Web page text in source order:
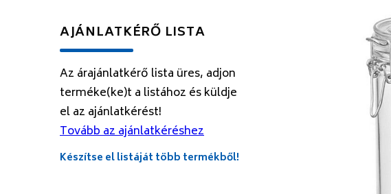
AJÁNLATKÉRŐ LISTA
Az árajánlatkérő lista üres, adjon
terméke(ke)t a listához és küldje
el az ajánlatkérést!
Tovább az ajánlatkéréshez
Készítse el listáját több termékből!